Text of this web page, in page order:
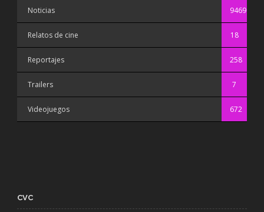
Noticias 9469
Relatos de cine 18
Reportajes 258
Trailers 7
Videojuegos 672
CVC